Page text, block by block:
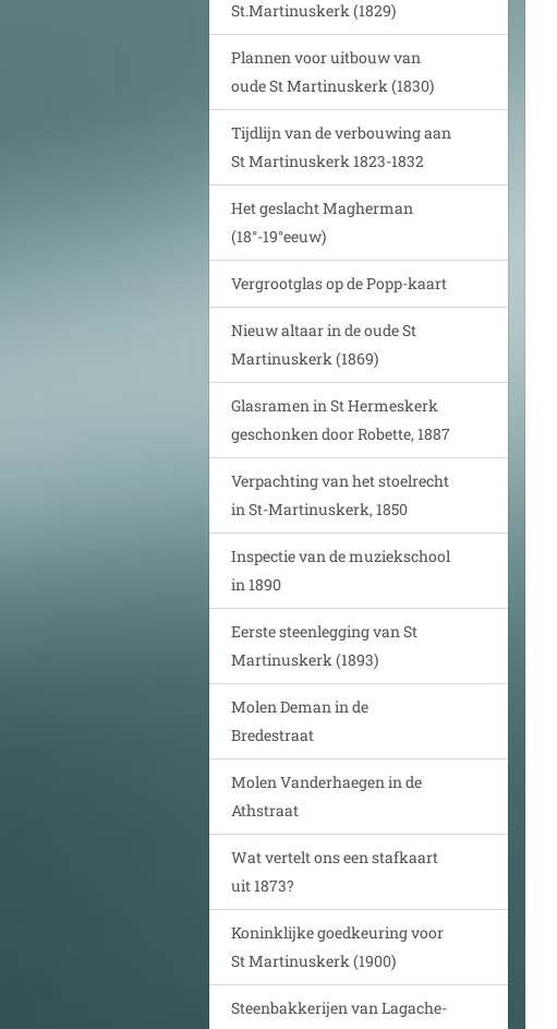
St.Martinuskerk (1829)
Plannen voor uitbouw van
oude St Martinuskerk (1830)
Tijdlijn van de verbouwing aan
St Martinuskerk 1823-1832
Het geslacht Magherman
(18°-19°eeuw)
Vergrootglas op de Popp-kaart
Nieuw altaar in de oude St
Martinuskerk (1869)
Glasramen in St Hermeskerk
geschonken door Robette, 1887
Verpachting van het stoelrecht
in St-Martinuskerk, 1850
Inspectie van de muziekschool
in 1890
Eerste steenlegging van St
Martinuskerk (1893)
Molen Deman in de
Bredestraat
Molen Vanderhaegen in de
Athstraat
Wat vertelt ons een stafkaart
uit 1873?
Koninklijke goedkeuring voor
St Martinuskerk (1900)
Steenbakkerijen van Lagache-